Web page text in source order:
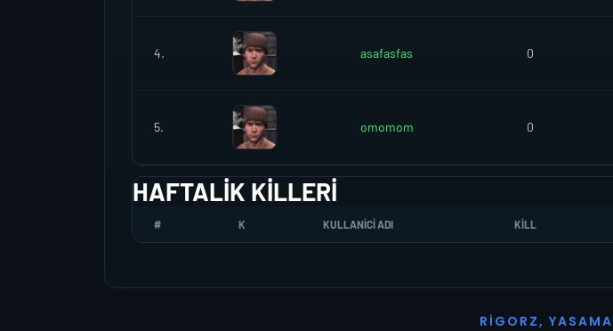
4. asafasfas 0
5. omomom 0
HAFTALIK KILLERI
# K KULLANICI ADI KILL
R I G O R Z, YASAMA